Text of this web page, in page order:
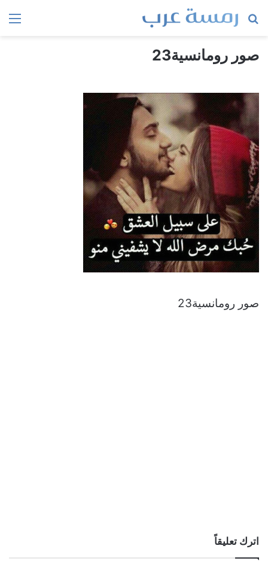
بحث
صور رومانسية23
صور رومانسية23
اترك تعليقاً